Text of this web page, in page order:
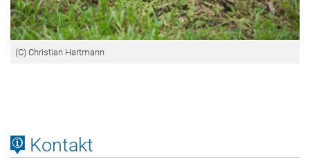
(C) Christian Hartmann
Kontakt